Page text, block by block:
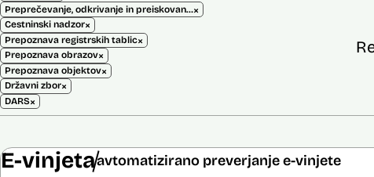
Preprečevanje, odkrivanje in preiskovanje kaznivih dejanj×
Cestninski nadzor×
Prepoznava registrskih tablic×
Prepoznava obrazov×
Prepoznava objektov×
Državni zbor×
DARS×
E-vinjetaavtomatizirano preverjanje e-vinjete